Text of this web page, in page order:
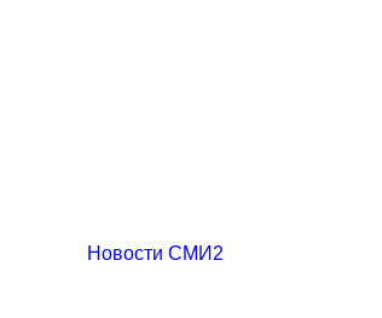
Новости СМИ2